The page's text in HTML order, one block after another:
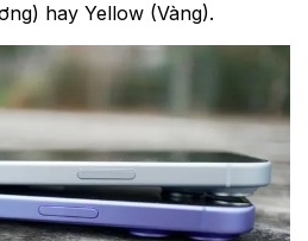
hay Yellow (Vàng).